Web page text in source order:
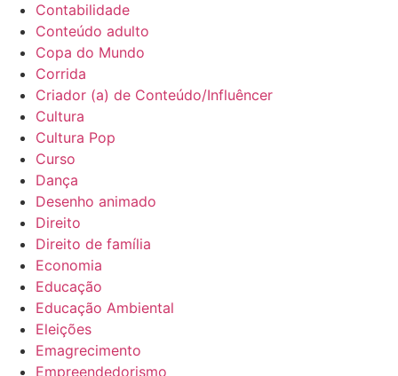
Contabilidade
Conteúdo adulto
Copa do Mundo
Corrida
Criador (a) de Conteúdo/Influêncer
Cultura
Cultura Pop
Curso
Dança
Desenho animado
Direito
Direito de família
Economia
Educação
Educação Ambiental
Eleições
Emagrecimento
Empreendedorismo